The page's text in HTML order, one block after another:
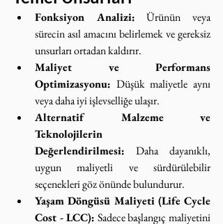
Fonksiyon Analizi: Ürünün veya
sürecin asıl amacını belirlemek ve gereksiz
unsurları ortadan kaldırır.
Maliyet ve Performans
Optimizasyonu: Düşük maliyetle aynı
veya daha iyi işlevselliğe ulaşır.
Alternatif Malzeme ve
Teknolojilerin
Değerlendirilmesi: Daha dayanıklı,
uygun maliyetli ve sürdürülebilir
seçenekleri göz önünde bulundurur.
Yaşam Döngüsü Maliyeti (Life Cycle
Cost - LCC): Sadece başlangıç maliyetini